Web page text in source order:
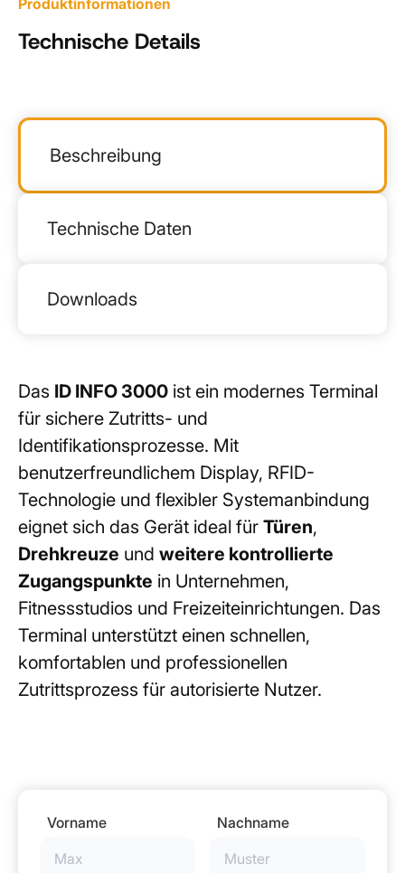
Produktinformationen
Technische Details
Beschreibung
Technische Daten
Downloads
Das ID INFO 3000 ist ein modernes Terminal
für sichere Zutritts- und
Identifikationsprozesse. Mit
benutzerfreundlichem Display, RFID-
Technologie und flexibler Systemanbindung
eignet sich das Gerät ideal für Türen,
Drehkreuze und weitere kontrollierte
Zugangspunkte in Unternehmen,
Fitnessstudios und Freizeiteinrichtungen. Das
Terminal unterstützt einen schnellen,
komfortablen und professionellen
Zutrittsprozess für autorisierte Nutzer.
Vorname Nachname